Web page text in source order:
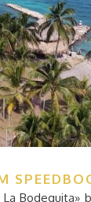
Bodeguita»